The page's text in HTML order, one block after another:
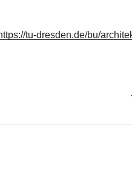
tu-dresden.de/bu/